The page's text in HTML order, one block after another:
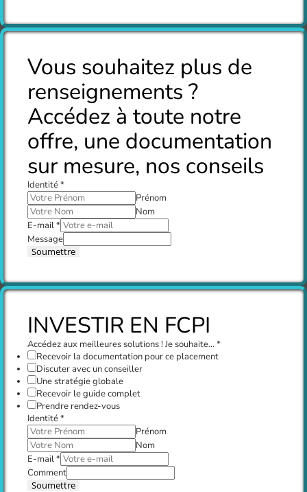
Vous souhaitez plus de
renseignements ?
Accédez à toute notre
offre, une documentation
sur mesure, nos conseils
Identité*
Prénom
Nom
E-mail*
Message
Soumettre
INVESTIR EN FCPI
Accédez aux meilleures solutions ! Je souhaite...*
Recevoir la documentation pour ce placement
Discuter avec un conseiller
Une stratégie globale
Recevoir le guide complet
Prendre rendez-vous
Identité*
Prénom
Nom
E-mail*
Comment
Soumettre